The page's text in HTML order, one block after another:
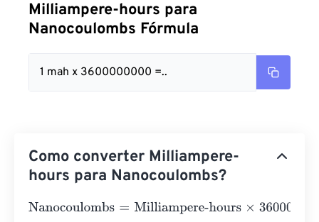
Milliampere-hours para
Nanocoulombs Fórmula
1 mah x 3600000000 =..
Como converter Milliampere-
hours para Nanocoulombs?
Nanocoulombs=Milliampere-hours×3600000000